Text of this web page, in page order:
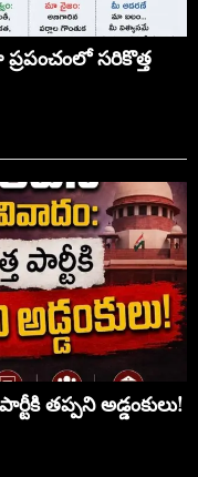
ప్రపంచంలో సరికొత్త
తప్పని అడ్డంకులు!